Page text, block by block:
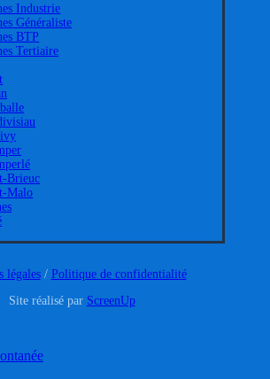
Industrie
Généraliste
BTP
Tertiaire
Brieuc
Malo
légales/ Politique de confidentialité
Site réalisé par ScreenUp